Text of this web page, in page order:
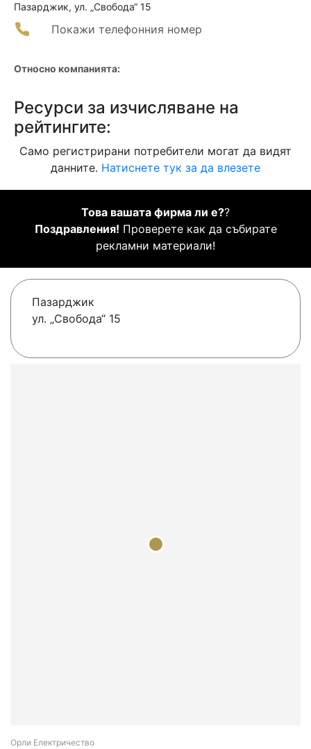
Пазарджик, ул. „Свобода“ 15
Покажи телефонния номер
Относно компанията:
Ресурси за изчисляване на
рейтингите:
Само регистрирани потребители могат да видят
данните. Натиснете тук за да влезете
Това вашата фирма ли е??
Поздравления! Проверете как да събирате
рекламни материали!
Пазарджик
ул. „Свобода“ 15
Орли Електричество